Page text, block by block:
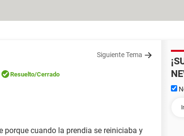
Siguiente Tema
Resuelto/Cerrado
cuando la prendia se reiniciaba y